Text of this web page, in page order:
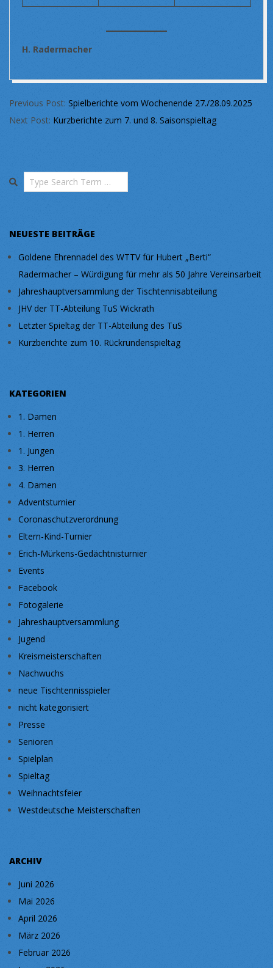
H. Radermacher
10-
08
Previous Post: Spielberichte vom Wochenende 27./28.09.2025
Next Post: Kurzberichte zum 7. und 8. Saisonspieltag
Search
NEUESTE BEITRÄGE
Goldene Ehrennadel des WTTV für Hubert „Berti“
Radermacher – Würdigung für mehr als 50 Jahre Vereinsarbeit
Jahreshauptversammlung der Tischtennisabteilung
JHV der TT-Abteilung TuS Wickrath
Letzter Spieltag der TT-Abteilung des TuS
Kurzberichte zum 10. Rückrundenspieltag
KATEGORIEN
1. Damen
1. Herren
1. Jungen
3. Herren
4. Damen
Adventsturnier
Coronaschutzverordnung
Eltern-Kind-Turnier
Erich-Mürkens-Gedächtnisturnier
Events
Facebook
Fotogalerie
Jahreshauptversammlung
Jugend
Kreismeisterschaften
Nachwuchs
neue Tischtennisspieler
nicht kategorisiert
Presse
Senioren
Spielplan
Spieltag
Weihnachtsfeier
Westdeutsche Meisterschaften
ARCHIV
Juni 2026
Mai 2026
April 2026
März 2026
Februar 2026